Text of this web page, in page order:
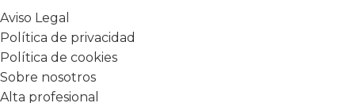
Aviso Legal
Política de privacidad
Política de cookies
Sobre nosotros
Alta profesional